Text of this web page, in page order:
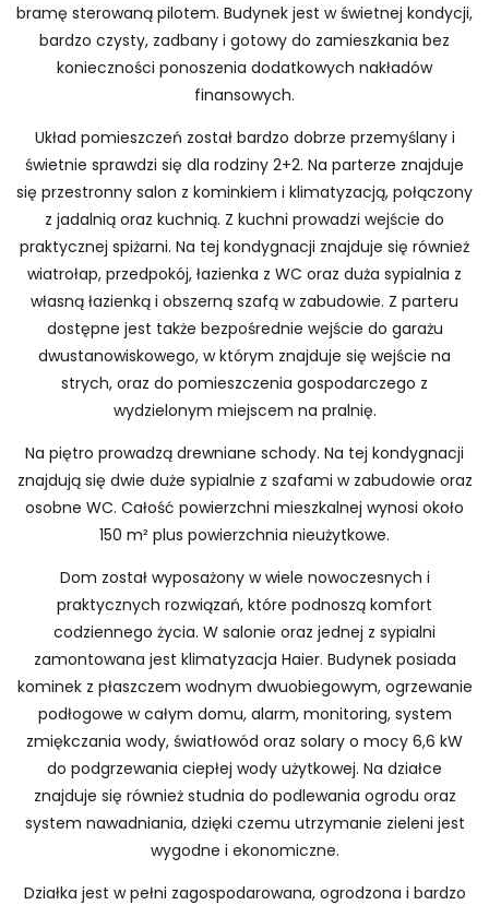
bramę sterowaną pilotem. Budynek jest w świetnej kondycji,
bardzo czysty, zadbany i gotowy do zamieszkania bez
konieczności ponoszenia dodatkowych nakładów
finansowych.
Układ pomieszczeń został bardzo dobrze przemyślany i
świetnie sprawdzi się dla rodziny 2+2. Na parterze znajduje
się przestronny salon z kominkiem i klimatyzacją, połączony
z jadalnią oraz kuchnią. Z kuchni prowadzi wejście do
praktycznej spiżarni. Na tej kondygnacji znajduje się również
wiatrołap, przedpokój, łazienka z WC oraz duża sypialnia z
własną łazienką i obszerną szafą w zabudowie. Z parteru
dostępne jest także bezpośrednie wejście do garażu
dwustanowiskowego, w którym znajduje się wejście na
strych, oraz do pomieszczenia gospodarczego z
wydzielonym miejscem na pralnię.
Na piętro prowadzą drewniane schody. Na tej kondygnacji
znajdują się dwie duże sypialnie z szafami w zabudowie oraz
osobne WC. Całość powierzchni mieszkalnej wynosi około
150 m² plus powierzchnia nieużytkowe.
Dom został wyposażony w wiele nowoczesnych i
praktycznych rozwiązań, które podnoszą komfort
codziennego życia. W salonie oraz jednej z sypialni
zamontowana jest klimatyzacja Haier. Budynek posiada
kominek z płaszczem wodnym dwuobiegowym, ogrzewanie
podłogowe w całym domu, alarm, monitoring, system
zmiękczania wody, światłowód oraz solary o mocy 6,6 kW
do podgrzewania ciepłej wody użytkowej. Na działce
znajduje się również studnia do podlewania ogrodu oraz
system nawadniania, dzięki czemu utrzymanie zieleni jest
wygodne i ekonomiczne.
Działka jest w pełni zagospodarowana, ogrodzona i bardzo